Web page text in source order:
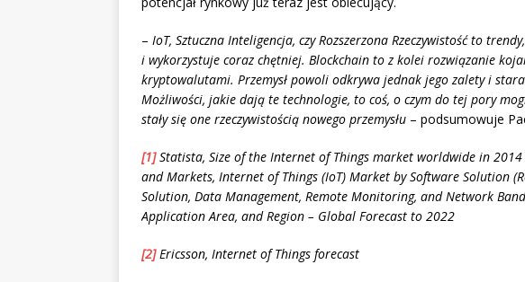
– IoT, Sztuczna Inteligencja, czy Rozszerzona Rzeczywistość to
i wykorzystuje coraz chętniej. Blockchain to z kolei rozwiązanie
kryptowalutami. Przemysł powoli odkrywa jednak jego zalety i
Możliwości, jakie dają te technologie, to coś, o czym do tej pory
stały się one rzeczywistością nowego przemysłu – podsumowuje
[1]Statista, Size of the Internet of Things market worldwide in
and Markets, Internet of Things (IoT) Market by Software Solution
Solution, Data Management, Remote Monitoring, and Network
Application Area, and Region – Global Forecast to 2022
[2]Ericsson, Internet of Things forecast